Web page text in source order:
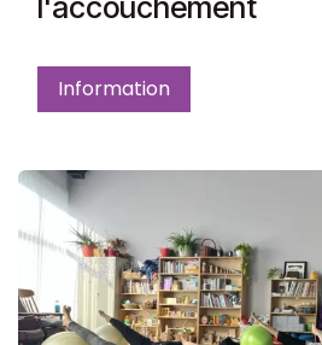
Information